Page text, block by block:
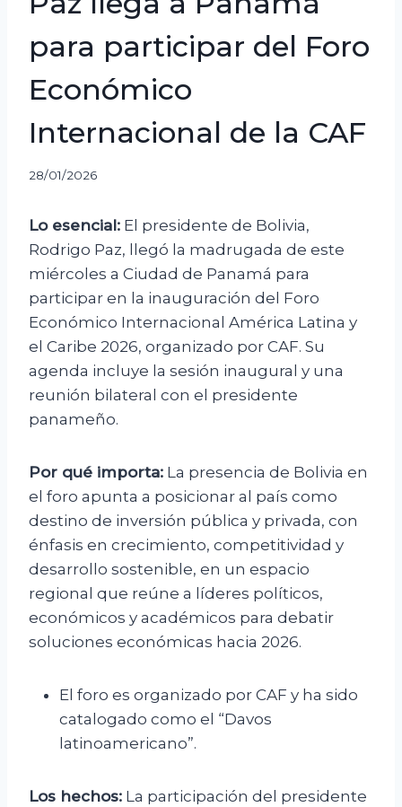
para participar del Foro
Económico
Internacional de la CAF
28/01/2026
Lo esencial: El presidente de Bolivia,
Rodrigo Paz, llegó la madrugada de este
miércoles a Ciudad de Panamá para
participar en la inauguración del Foro
Económico Internacional América Latina y
el Caribe 2026, organizado por CAF. Su
agenda incluye la sesión inaugural y una
reunión bilateral con el presidente
panameño.
Por qué importa: La presencia de Bolivia en
el foro apunta a posicionar al país como
destino de inversión pública y privada, con
énfasis en crecimiento, competitividad y
desarrollo sostenible, en un espacio
regional que reúne a líderes políticos,
económicos y académicos para debatir
soluciones económicas hacia 2026.
El foro es organizado por CAF y ha sido
catalogado como el “Davos
latinoamericano”.
Los hechos: La participación del presidente